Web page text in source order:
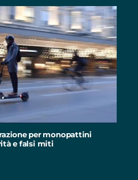
per monopattini
e falsi miti